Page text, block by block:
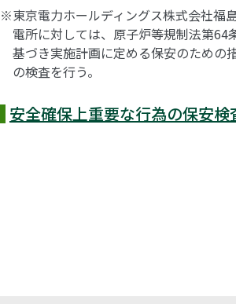
※東京電力ホールディングス株式会社福
電所に対しては、原子炉等規制法第64
基づき実施計画に定める保安のための
の検査を行う。
安全確保上重要な行為の保安検